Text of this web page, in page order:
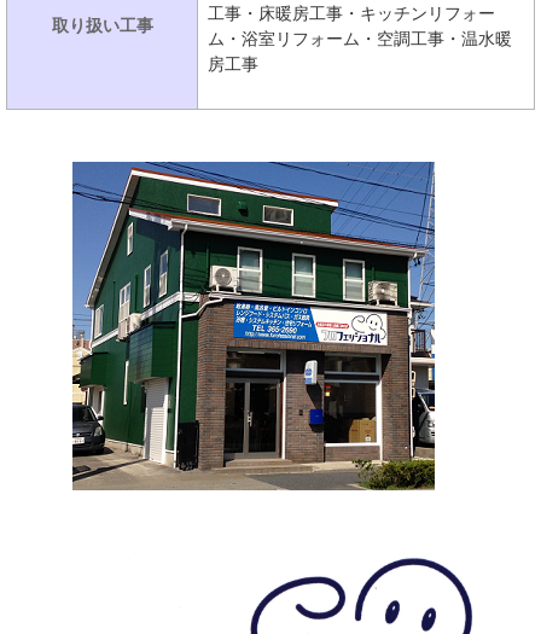
取り扱い工事
工事・床暖房工事・キッチンリフォー
ム・浴室リフォーム・空調工事・温水暖
房工事